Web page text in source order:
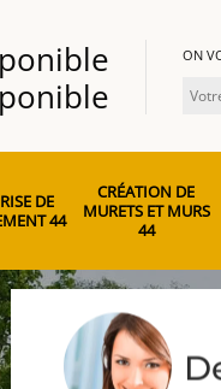
ON
DE
44
CRÉATION DE
MURETS ET MURS
44